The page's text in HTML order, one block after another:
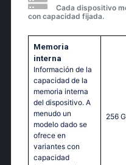
Cada dispositivo
con capacidad fijada.
Memoria
interna
Información de la
capacidad de la
memoria interna
del dispositivo. A
menudo un
modelo dado se
ofrece en
variantes con
capacidad
256